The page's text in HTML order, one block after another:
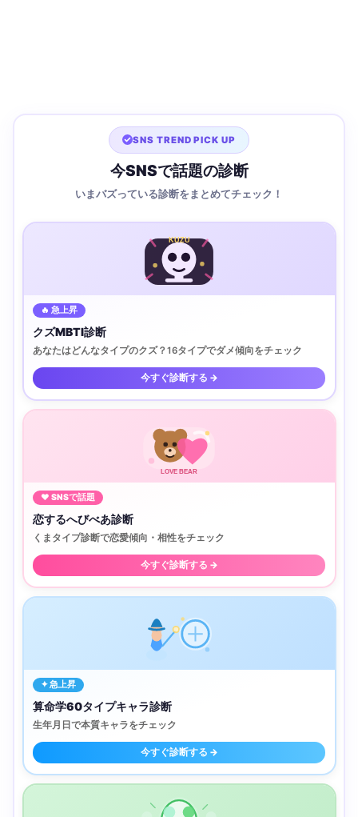
SNS TREND PICK UP
今SNSで話題の診断
いまバズっている診断をまとめてチェック！
KUZU
🔥 急上昇
クズMBTI診断
あなたはどんなタイプのクズ？16タイプでダメ傾向をチェック
今すぐ診断する →
LOVE BEAR
♥ SNSで話題
恋するへびべあ診断
くまタイプ診断で恋愛傾向・相性をチェック
今すぐ診断する →
✦ 急上昇
算命学60タイプキャラ診断
生年月日で本質キャラをチェック
今すぐ診断する →